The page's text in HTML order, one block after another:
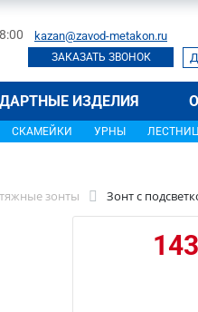
kazan@zavod-metakon.ru
ЗАКАЗАТЬ ЗВОНОК
ИЗДЕЛИЯ
СКАМЕЙКИ УРНЫ
зонты Зонт с